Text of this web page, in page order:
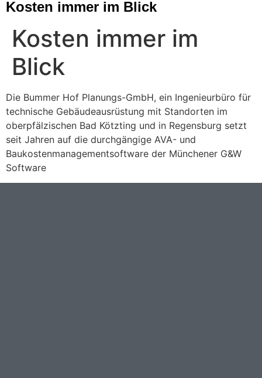
Kosten immer im Blick
Kosten immer im
Blick
Die Bummer Hof Planungs-GmbH, ein Ingenieurbüro für
technische Gebäudeausrüstung mit Standorten im
oberpfälzischen Bad Kötzting und in Regensburg setzt
seit Jahren auf die durchgängige AVA- und
Baukostenmanagementsoftware der Münchener G&W
Software